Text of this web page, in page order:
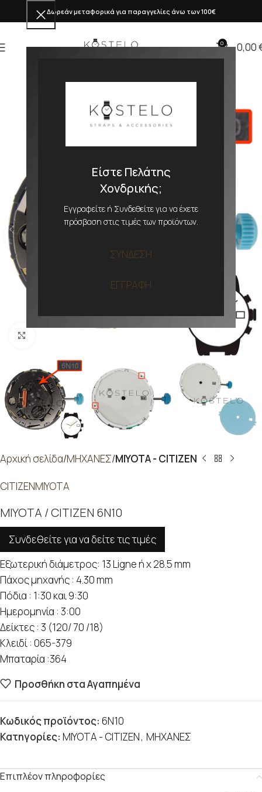
Είστε Πελάτης
Χονδρικής;
Εγγραφείτε ή Συνδεθείτε για να έχετε
πρόσβαση στις τιμές των προϊόντων.
ΣΥΝΔΕΣΗ
ΕΓΓΡΑΦΗ
Δωρεάν μεταφορικά για παραγγελίες άνω των 100€
0 0,00
Αρχική σελίδα ΜΗΧΑΝΕΣ MIYOTA - CITIZEN
CITIZENMIYOTA
MIYOTA / CITIZEN 6N10
Συνδεθείτε για να δείτε τις τιμές
Εξωτερική διάμετρος: 13 Ligne ή x 28.5 mm
Πάχος μηχανής : 4.30 mm
Πόδια : 1:30 και 9:30
Ημερομηνία : 3:00
Δείκτες : 3 (120/ 70 /18)
Κλειδί : 065-379
Μπαταρία :364
Προσθήκη στα Αγαπημένα
Κωδικός προϊόντος: 6N10
Κατηγορίες: MIYOTA - CITIZEN, ΜΗΧΑΝΕΣ
Επιπλέον πληροφορίες